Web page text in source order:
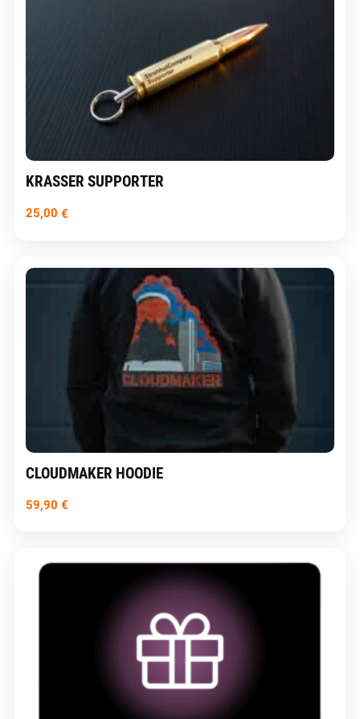
KRASSER SUPPORTER
25,00 €
CLOUDMAKER HOODIE
59,90 €